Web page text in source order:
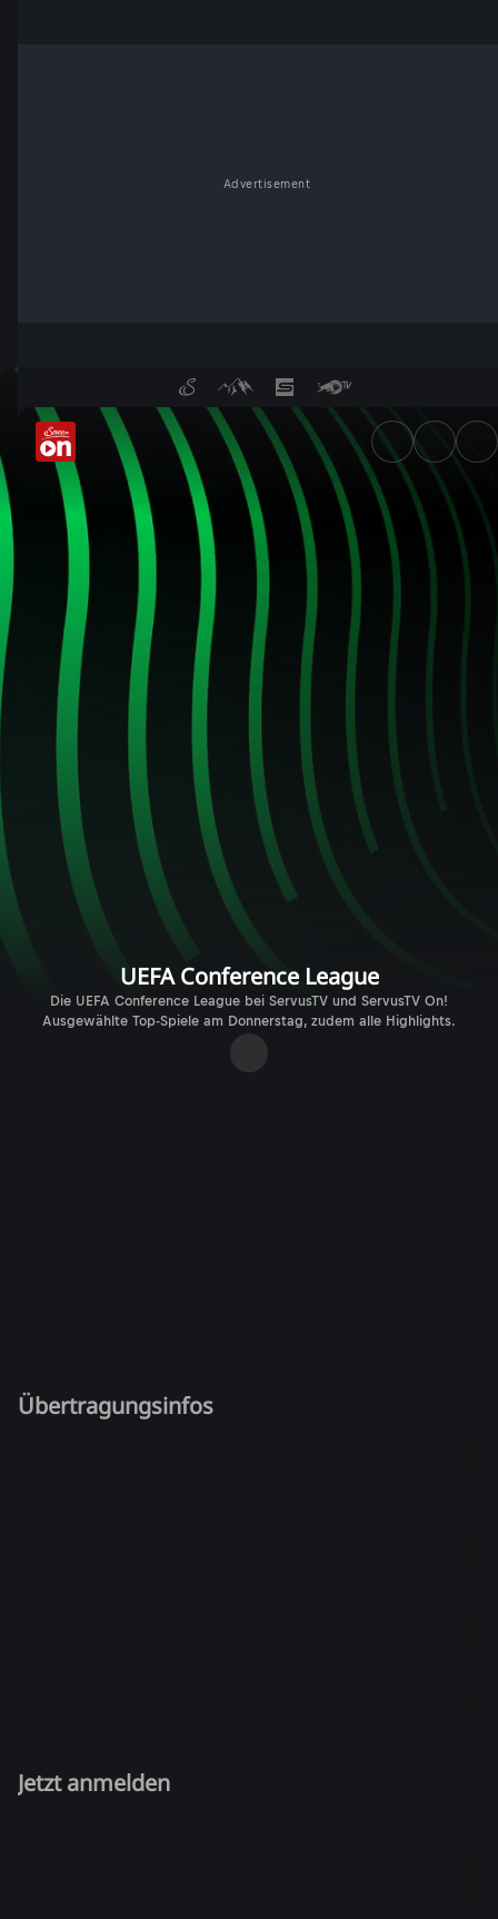
Advertisement
UEFA Europa Conference
UEFA Conference League
Die UEFA Conference League bei ServusTV und ServusTV On!
Ausgewählte Top-Spiele am Donnerstag, zudem alle Highlights.
Übertragungsinfos
Jetzt anmelden